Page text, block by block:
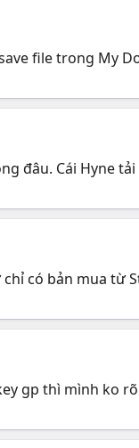
save file trong My
đâu. Cái Hyne
có bản mua từ
gp thì mình ko